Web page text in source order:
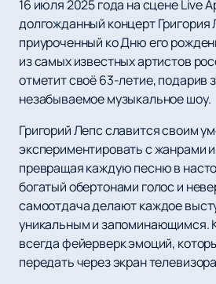
16 июля 2025 года на сцене Live
долгожданный концерт Григория
приуроченный ко Дню его
из самых известных артистов
отметит своё 63-летие, подарив
незабываемое музыкальное шоу.
Григорий Лепс славится своим
экспериментировать с жанрами
превращая каждую песню в
богатый обертонами голос и
самоотдача делают каждое
уникальным и запоминающимся.
всегда фейерверк эмоций,
передать через экран